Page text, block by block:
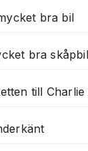
bra bil
bra skåpbil
till